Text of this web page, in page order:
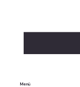
Menü